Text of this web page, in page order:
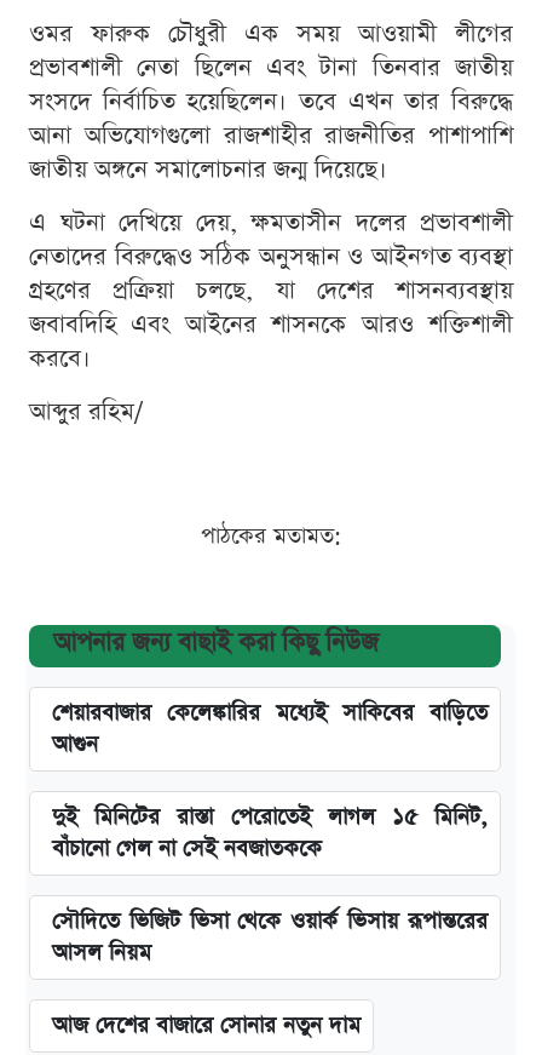
ওমর ফারুক চৌধুরী এক সময় আওয়ামী লীগের
প্রভাবশালী নেতা ছিলেন এবং টানা তিনবার জাতীয়
সংসদে নির্বাচিত হয়েছিলেন। তবে এখন তার বিরুদ্ধে
আনা অভিযোগগুলো রাজশাহীর রাজনীতির পাশাপাশি
জাতীয় অঙ্গনে সমালোচনার জন্ম দিয়েছে।
এ ঘটনা দেখিয়ে দেয়, ক্ষমতাসীন দলের প্রভাবশালী
নেতাদের বিরুদ্ধেও সঠিক অনুসন্ধান ও আইনগত ব্যবস্থা
গ্রহণের প্রক্রিয়া চলছে, যা দেশের শাসনব্যবস্থায়
জবাবদিহি এবং আইনের শাসনকে আরও শক্তিশালী
করবে।
আব্দুর রহিম/
পাঠকের মতামত:
আপনার জন্য বাছাই করা কিছু নিউজ
শেয়ারবাজার কেলেঙ্কারির মধ্যেই সাকিবের বাড়িতে
আগুন
দুই মিনিটের রাস্তা পেরোতেই লাগল ১৫ মিনিট,
বাঁচানো গেল না সেই নবজাতককে
সৌদিতে ভিজিট ভিসা থেকে ওয়ার্ক ভিসায় রূপান্তরের
আসল নিয়ম
আজ দেশের বাজারে সোনার নতুন দাম